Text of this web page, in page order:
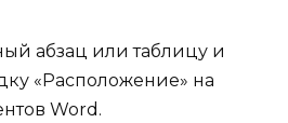
абзац или таблицу и
«Расположение» на
Word.